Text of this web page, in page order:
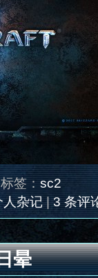
标签： sc2
人杂记|3 条评
晕